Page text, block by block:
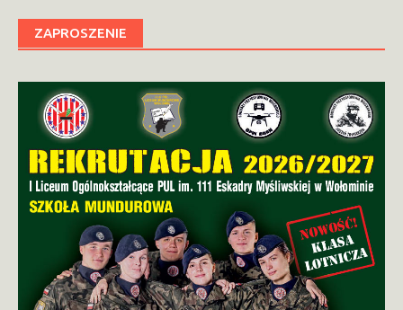
ZAPROSZENIE